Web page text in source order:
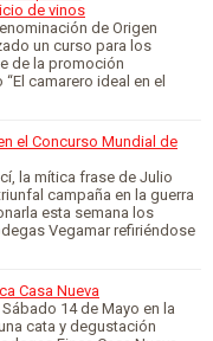
de vinos
de Origen
un curso para los
de la promoción
camarero ideal en el
el Concurso Mundial de
la mítica frase de Julio
campaña en la guerra
esta semana los
Vegamar refiriéndose
Casa Nueva
14 de Mayo en la
cata y degustación